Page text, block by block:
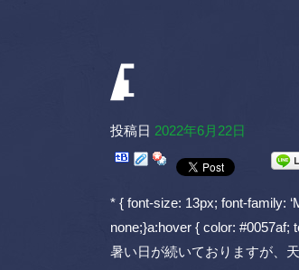
投稿日 2022年6月22日
* { font-size: 13px; font-family:
none;}a:hover { color: #0057af;
暑い日が続いておりますが、